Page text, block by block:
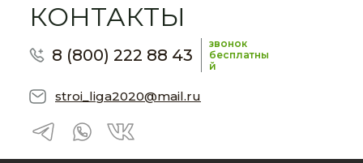
КОНТАКТЫ
8 (800) 222 88 43
звонок
бесплатны
й
stroi_liga2020@mail.ru